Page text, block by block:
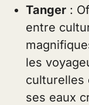
Tanger :
entre
les
culturelles
ses eaux